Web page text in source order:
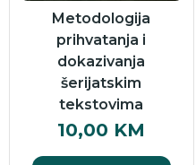
Metodologija
prihvatanja i
dokazivanja
šerijatskim
tekstovima
10,00 KM